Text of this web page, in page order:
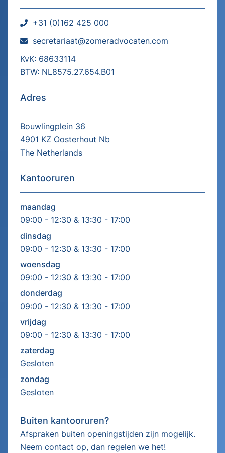
+31 (0)162 425 000
secretariaat@zomeradvocaten.com
KvK: 68633114
BTW: NL8575.27.654.B01
Adres
Bouwlingplein 36
4901 KZ Oosterhout Nb
The Netherlands
Kantooruren
maandag
09:00 - 12:30 & 13:30 - 17:00
dinsdag
09:00 - 12:30 & 13:30 - 17:00
woensdag
09:00 - 12:30 & 13:30 - 17:00
donderdag
09:00 - 12:30 & 13:30 - 17:00
vrijdag
09:00 - 12:30 & 13:30 - 17:00
zaterdag
Gesloten
zondag
Gesloten
Buiten kantooruren?
Afspraken buiten openingstijden zijn mogelijk.
Neem contact op, dan regelen we het!